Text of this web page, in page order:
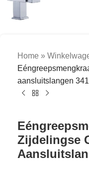
Home »
aansluitslangen
Zijdelingse